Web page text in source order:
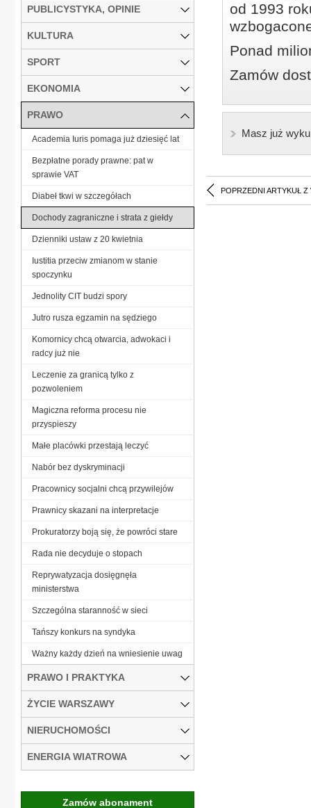
od 1993
Ponad
Zamów
Masz już
POPRZEDNI ARTYKUŁ Z
PUBLICYSTYKA, OPINIE
KULTURA
SPORT
EKONOMIA
PRAWO
Academia Iuris pomaga już dziesięć lat
Bezpłatne porady prawne: pat w
sprawie VAT
Diabeł tkwi w szczegółach
Dochody zagraniczne i strata z giełdy
Dzienniki ustaw z 20 kwietnia
Iustitia przeciw zmianom w stanie
spoczynku
Jednolity CIT budzi spory
Jutro rusza egzamin na sędziego
Komornicy chcą otwarcia, adwokaci i
radcy już nie
Leczenie za granicą tylko z
pozwoleniem
Magiczna reforma procesu nie
przyspieszy
Małe placówki przestają leczyć
Nabór bez dyskryminacji
Pracownicy socjalni chcą przywilejów
Prawnicy skazani na interpretacje
Prokuratorzy boją się, że powróci stare
Rada nie decyduje o stopach
Reprywatyzacja dosięgnęła
ministerstwa
Szczególna staranność w sieci
Tańszy konkurs na syndyka
Ważny każdy dzień na wniesienie uwag
PRAWO I PRAKTYKA
ŻYCIE WARSZAWY
NIERUCHOMOŚCI
ENERGIA WIATROWA
Zamów abonament